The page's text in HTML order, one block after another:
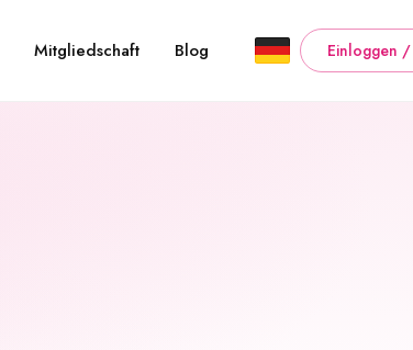
Mitgliedschaft Blog Einloggen